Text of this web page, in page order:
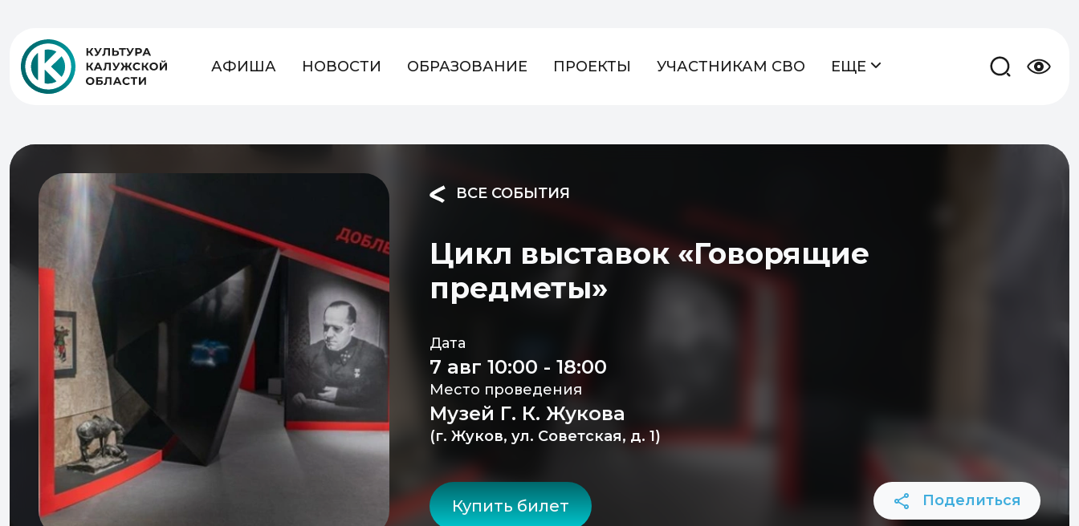
АФИША НОВОСТИ ОБРАЗОВАНИЕ ПРОЕКТЫ УЧАСТНИКАМ СВО ЕЩЕ
ВСЕ СОБЫТИЯ
Цикл выставок «Говорящие
предметы»
Дата
7 авг 10:00 - 18:00
Место проведения
Музей Г. К. Жукова
(г. Жуков, ул. Советская, д. 1)
Купить билет Поделиться